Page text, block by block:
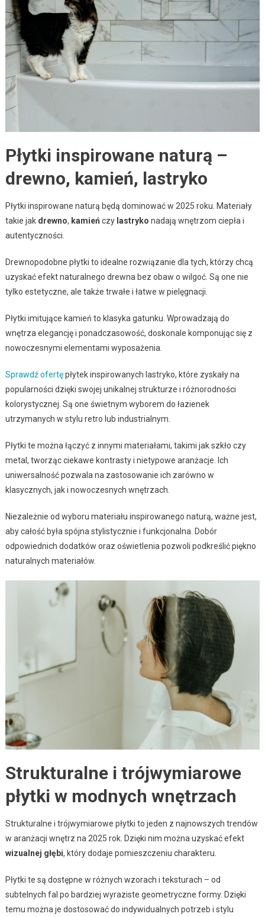
Płytki inspirowane naturą –
drewno, kamień, lastryko
Płytki inspirowane naturą będą dominować w 2025 roku. Materiały
takie jak drewno, kamień czy lastryko nadają wnętrzom ciepła i
autentyczności.
Drewnopodobne płytki to idealne rozwiązanie dla tych, którzy chcą
uzyskać efekt naturalnego drewna bez obaw o wilgoć. Są one nie
tylko estetyczne, ale także trwałe i łatwe w pielęgnacji.
Płytki imitujące kamień to klasyka gatunku. Wprowadzają do
wnętrza elegancję i ponadczasowość, doskonale komponując się z
nowoczesnymi elementami wyposażenia.
Sprawdź ofertępłytek inspirowanych lastryko, które zyskały na
popularności dzięki swojej unikalnej strukturze i różnorodności
kolorystycznej. Są one świetnym wyborem do łazienek
utrzymanych w stylu retro lub industrialnym.
Płytki te można łączyć z innymi materiałami, takimi jak szkło czy
metal, tworząc ciekawe kontrasty i nietypowe aranżacje. Ich
uniwersalność pozwala na zastosowanie ich zarówno w
klasycznych, jak i nowoczesnych wnętrzach.
Niezależnie od wyboru materiału inspirowanego naturą, ważne jest,
aby całość była spójna stylistycznie i funkcjonalna. Dobór
odpowiednich dodatków oraz oświetlenia pozwoli podkreślić piękno
naturalnych materiałów.
Strukturalne i trójwymiarowe
płytki w modnych wnętrzach
Strukturalne i trójwymiarowe płytki to jeden z najnowszych trendów
w aranżacji wnętrz na 2025 rok. Dzięki nim można uzyskać efekt
wizualnej głębi, który dodaje pomieszczeniu charakteru.
Płytki te są dostępne w różnych wzorach i teksturach – od
subtelnych fal po bardziej wyraziste geometryczne formy. Dzięki
temu można je dostosować do indywidualnych potrzeb i stylu